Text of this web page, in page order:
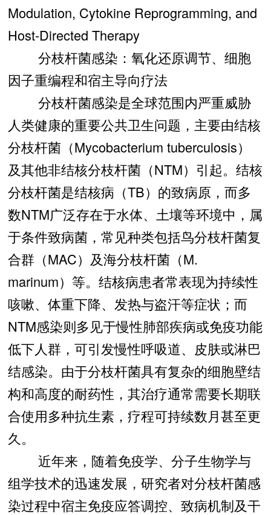
Modulation, Cytokine Reprogramming, and
Host-Directed Therapy
分枝杆菌感染：氧化还原调节、细胞
因子重编程和宿主导向疗法
分枝杆菌感染是全球范围内严重威胁
人类健康的重要公共卫生问题，主要由结核
分枝杆菌（Mycobacterium tuberculosis）
及其他非结核分枝杆菌（NTM）引起。结核
分枝杆菌是结核病（TB）的致病原，而多
数NTM广泛存在于水体、土壤等环境中，属
于条件致病菌，常见种类包括鸟分枝杆菌复
合群（MAC）及海分枝杆菌（M.
marinum）等。结核病患者常表现为持续性
咳嗽、体重下降、发热与盗汗等症状；而
NTM感染则多见于慢性肺部疾病或免疫功能
低下人群，可引发慢性呼吸道、皮肤或淋巴
结感染。由于分枝杆菌具有复杂的细胞壁结
构和高度的耐药性，其治疗通常需要长期联
合使用多种抗生素，疗程可持续数月甚至更
久。
近年来，随着免疫学、分子生物学与
组学技术的迅速发展，研究者对分枝杆菌感
染过程中宿主免疫应答调控、致病机制及干